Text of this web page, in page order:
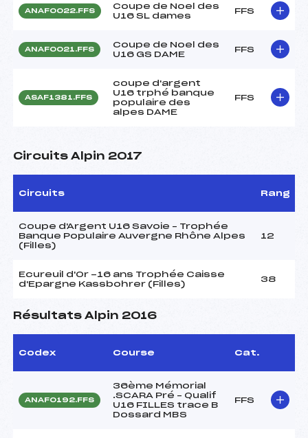
ANAF0022.FFS
Coupe de Noel des
U16 SL dames
FFS
ANAF0021.FFS
Coupe de Noel des
U16 GS DAME
FFS
ASAF1381.FFS
coupe d'argent
U16 trphé banque
populaire des
alpes DAME
FFS
Circuits Alpin 2017
Circuits Rang
Coupe d'Argent U16 Savoie – Trophée
Banque Populaire Auvergne Rhône Alpes
(Filles)
12
Ecureuil d'Or -16 ans Trophée Caisse
d'Epargne Kassbohrer (Filles)
38
Résultats Alpin 2016
Codex Course Cat.
ANAF0192.FFS
36ème Mémorial
.SCARA Pré – Qualif
U16 FILLES trace B
Dossard MBS
FFS